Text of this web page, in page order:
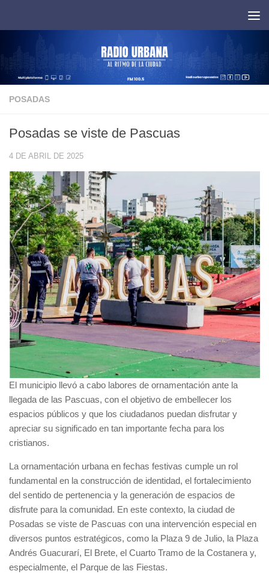
POSADAS
Posadas se viste de Pascuas
4 DE ABRIL DE 2025
El municipio llevó a cabo labores de ornamentación ante la
llegada de las Pascuas, con el objetivo de embellecer los
espacios públicos y que los ciudadanos puedan disfrutar y
apreciar su significado en tan importante fecha para los
cristianos.
La ornamentación urbana en fechas festivas cumple un rol
fundamental en la construcción de identidad, el fortalecimiento
del sentido de pertenencia y la generación de espacios de
disfrute para la comunidad. En este contexto, la ciudad de
Posadas se viste de Pascuas con una intervención especial en
diversos puntos estratégicos, como la Plaza 9 de Julio, la Plaza
Andrés Guacurarí, El Brete, el Cuarto Tramo de la Costanera y,
especialmente, el Parque de las Fiestas.